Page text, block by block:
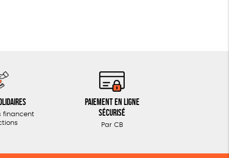
financent
Paiement en ligne
sécurisé
Par CB